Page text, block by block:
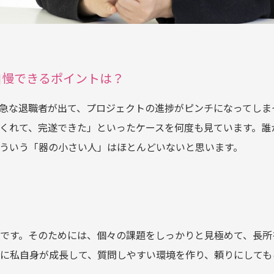
できるポイントは？
な退職者が出て、プロジェクトの進捗がピンチになってし
れて、完遂できた」といったケースを何度も見ています。
いう「器の小さい人」はほとんどいないと思います。
す。そのためには、個々の課題をしっかりと見極めて、長
私自身が成長して、質問しやすい環境を作り、頼りにして